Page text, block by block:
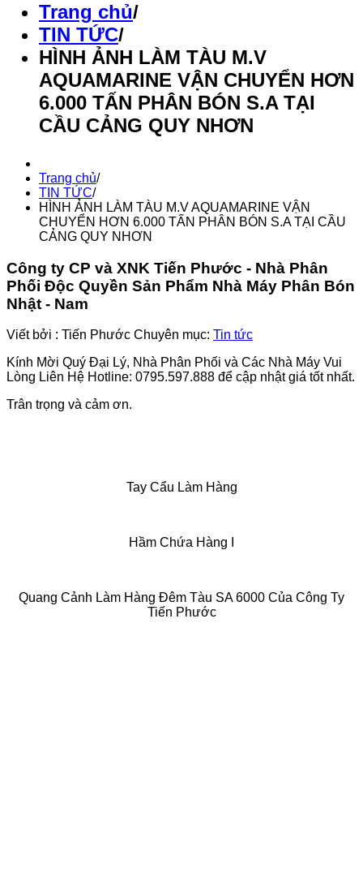
Trang chủ/
TIN TỨC/
HÌNH ẢNH LÀM TÀU M.V
AQUAMARINE VẬN CHUYỂN HƠN
6.000 TẤN PHÂN BÓN S.A TẠI
CẦU CẢNG QUY NHƠN
Trang chủ/
TIN TỨC/
HÌNH ẢNH LÀM TÀU M.V AQUAMARINE VẬN
CHUYỂN HƠN 6.000 TẤN PHÂN BÓN S.A TẠI CẦU
CẢNG QUY NHƠN
Công ty CP và XNK Tiến Phước - Nhà Phân
Phối Độc Quyền Sản Phẩm Nhà Máy Phân Bón
Nhật - Nam
Viết bởi : Tiến Phước Chuyên mục: Tin tức
Kính Mời Quý Đại Lý, Nhà Phân Phối và Các Nhà Máy Vui
Lòng Liên Hệ Hotline: 0795.597.888 để cập nhật giá tốt nhất.
Trân trọng và cảm ơn.
Tay Cẩu Làm Hàng
Hầm Chứa Hàng I
Quang Cảnh Làm Hàng Đêm Tàu SA 6000 Của Công Ty
Tiến Phước